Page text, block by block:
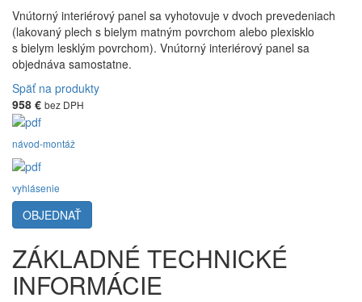
Vnútorný interiérový panel sa vyhotovuje v dvoch prevedeniach
(lakovaný plech s bielym matným povrchom alebo plexisklo
s bielym lesklým povrchom). Vnútorný interiérový panel sa
objednáva samostatne.
Späť na produkty
958 € bez DPH
návod-montáž
vyhlásenie
OBJEDNAŤ
ZÁKLADNÉ TECHNICKÉ
INFORMÁCIE